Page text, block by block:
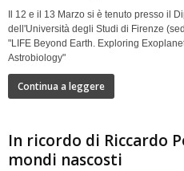
Il 12 e il 13 Marzo si è tenuto presso il
dell'Università degli Studi di Firenze
"LIFE Beyond Earth. Exploring
Astrobiology"
Continua a leggere
In ricordo di Riccardo
mondi nascosti